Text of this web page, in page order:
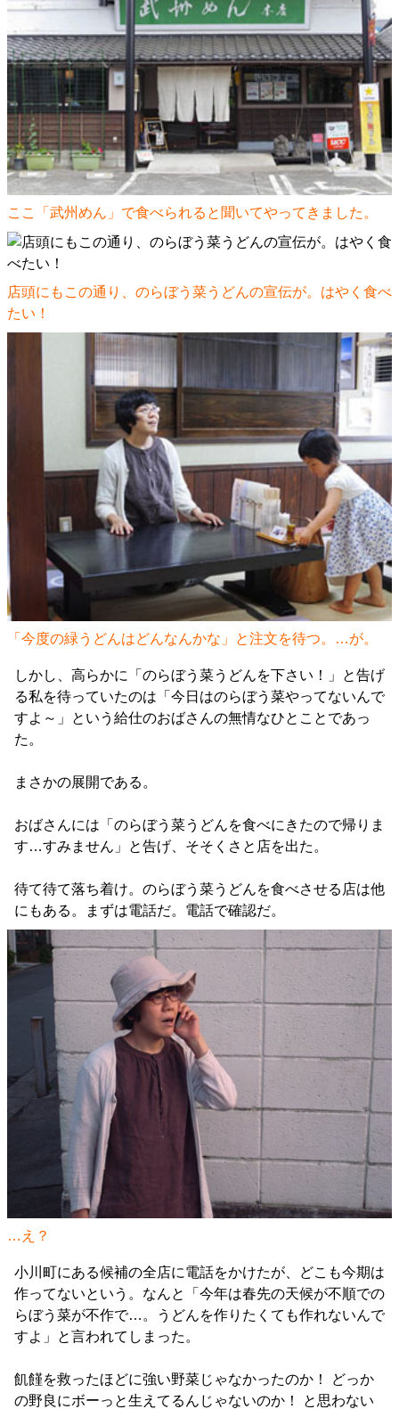
ここ「武州めん」で食べられると聞いてやってきました。
店頭にもこの通り、のらぼう菜うどんの宣伝が。はやく食べ
たい！
「今度の緑うどんはどんなんかな」と注文を待つ。…が。
しかし、高らかに「のらぼう菜うどんを下さい！」と告げ
る私を待っていたのは「今日はのらぼう菜やってないんで
すよ～」という給仕のおばさんの無情なひとことであっ
た。
まさかの展開である。
おばさんには「のらぼう菜うどんを食べにきたので帰りま
す…すみません」と告げ、そそくさと店を出た。
待て待て落ち着け。のらぼう菜うどんを食べさせる店は他
にもある。まずは電話だ。電話で確認だ。
…え？
小川町にある候補の全店に電話をかけたが、どこも今期は
作ってないという。なんと「今年は春先の天候が不順での
らぼう菜が不作で…。うどんを作りたくても作れないんで
すよ」と言われてしまった。
飢饉を救ったほどに強い野菜じゃなかったのか！ どっか
の野良にボーっと生えてるんじゃないのか！ と思わない